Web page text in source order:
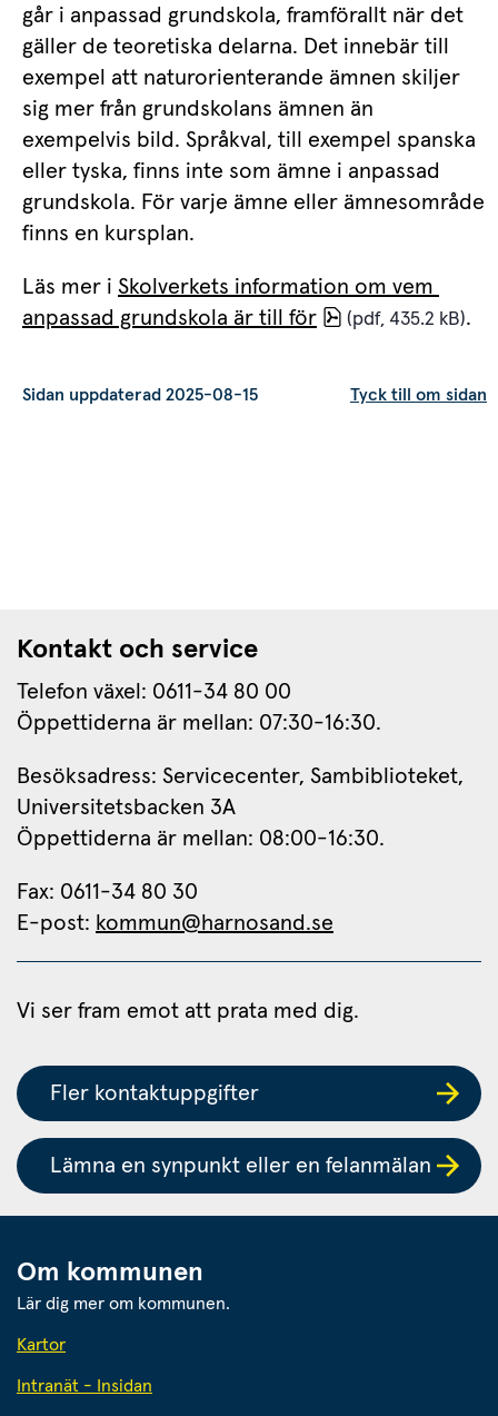
går i anpassad grundskola, framförallt när det
gäller de teoretiska delarna. Det innebär till
exempel att naturorienterande ämnen skiljer
sig mer från grundskolans ämnen än
exempelvis bild. Språkval, till exempel spanska
eller tyska, finns inte som ämne i anpassad
grundskola. För varje ämne eller ämnesområde
finns en kursplan.
Läs mer i Skolverkets information om vem
anpassad grundskola är till för
pdf, 435.2 kB.
(pdf, 435.2 kB).
Sidan uppdaterad 2025-08-15 Tyck till om sidan
Kontakt och service
Telefon växel: 0611-34 80 00
Öppettiderna är mellan: 07:30-16:30.
Besöksadress: Servicecenter, Sambiblioteket,
Universitetsbacken 3A
Öppettiderna är mellan: 08:00-16:30.
Fax: 0611-34 80 30
E-post: kommun@harnosand.se
Vi ser fram emot att prata med dig.
Fler kontaktuppgifter
Lämna en synpunkt eller en felanmälan
Om kommunen
Lär dig mer om kommunen.
Kartor
Intranät - Insidan